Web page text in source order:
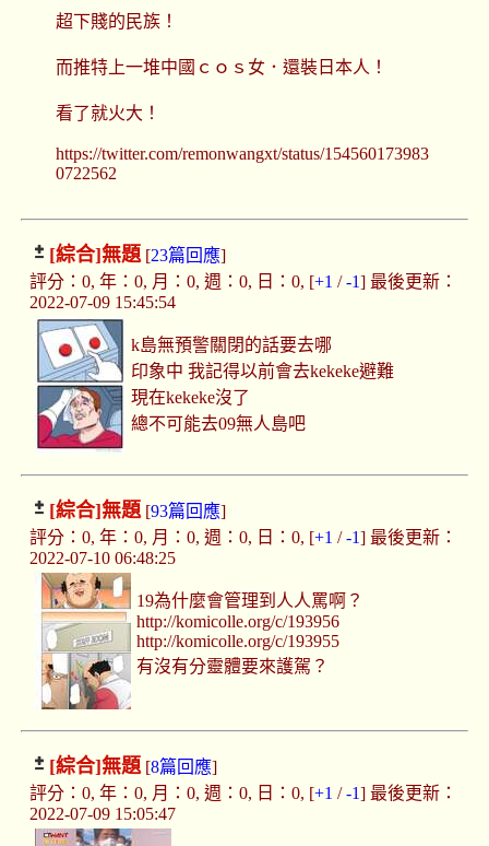
超下賤的民族！
而推特上一堆中國ｃｏｓ女．還裝日本人！
看了就火大！
https://twitter.com/remonwangxt/status/154560173983
0722562
[綜合]無題[23篇回應]
評分：0, 年：0, 月：0, 週：0, 日：0, [+1 /-1] 最後更新：
2022-07-09 15:45:54
k島無預警關閉的話要去哪
印象中 我記得以前會去kekeke避難
現在kekeke沒了
總不可能去09無人島吧
[綜合]無題[93篇回應]
評分：0, 年：0, 月：0, 週：0, 日：0, [+1 /-1] 最後更新：
2022-07-10 06:48:25
19為什麼會管理到人人罵啊？
http://komicolle.org/c/193956
http://komicolle.org/c/193955
有沒有分靈體要來護駕？
[綜合]無題[8篇回應]
評分：0, 年：0, 月：0, 週：0, 日：0, [+1 /-1] 最後更新：
2022-07-09 15:05:47